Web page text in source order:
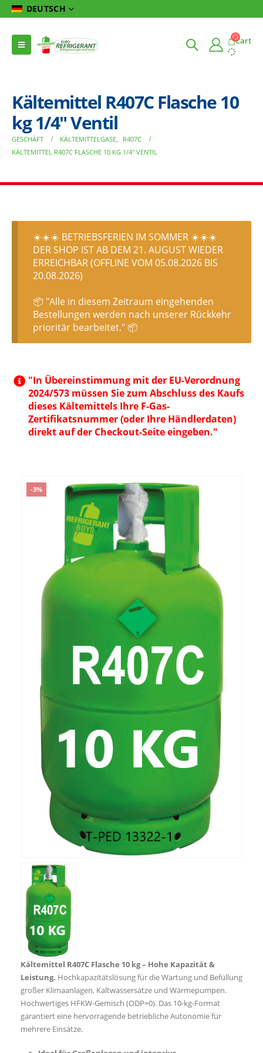
DEUTSCH
Cart
Kältemittel R407C Flasche 10
kg 1/4″ Ventil
GESCHÄFT KÄLTEMITTELGASE,
R407C
KÄLTEMITTEL R407C FLASCHE 10 KG 1/4″ VENTIL
☀️☀️☀️ BETRIEBSFERIEN IM SOMMER ☀️☀️☀️
DER SHOP IST AB DEM 21. AUGUST WIEDER
ERREICHBAR (OFFLINE VOM 05.08.2026 BIS
20.08.2026)
📦 "Alle in diesem Zeitraum eingehenden
Bestellungen werden nach unserer Rückkehr
prioritär bearbeitet." 📦
"In Übereinstimmung mit der EU-Verordnung
2024/573 müssen Sie zum Abschluss des Kaufs
dieses Kältemittels Ihre F-Gas-
Zertifikatsnummer (oder Ihre Händlerdaten)
direkt auf der Checkout-Seite eingeben."
-3%
Kältemittel R407C Flasche 10 kg – Hohe Kapazität &
Leistung. Hochkapazitätslösung für die Wartung und Befüllung
großer Klimaanlagen, Kaltwassersätze und Wärmepumpen.
Hochwertiges HFKW-Gemisch (ODP=0). Das 10-kg-Format
garantiert eine hervorragende betriebliche Autonomie für
mehrere Einsätze.